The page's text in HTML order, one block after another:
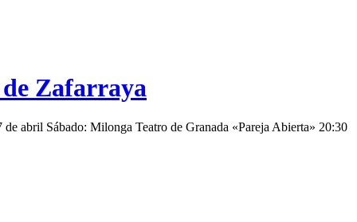
Zafarraya
abril Sábado: Milonga Teatro de Granada «Pareja Abierta» 20:30